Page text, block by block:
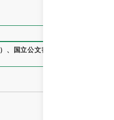
） 、 国立公文書館デジタルアーカイブ